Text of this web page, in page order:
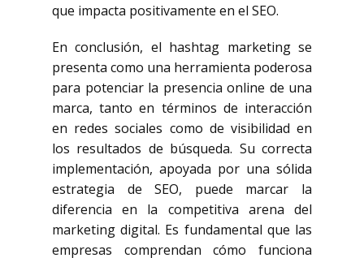
que impacta positivamente en el SEO.
En conclusión, el hashtag marketing se
presenta como una herramienta poderosa
para potenciar la presencia online de una
marca, tanto en términos de interacción
en redes sociales como de visibilidad en
los resultados de búsqueda. Su correcta
implementación, apoyada por una sólida
estrategia de SEO, puede marcar la
diferencia en la competitiva arena del
marketing digital. Es fundamental que las
empresas comprendan cómo funciona